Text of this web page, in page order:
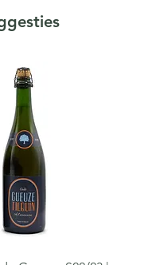
2019 is een
jonge en oude
3 Fonteinen,
Oude Cam, De
Lindemans,
Tilquin en
van de Toer
om de twee